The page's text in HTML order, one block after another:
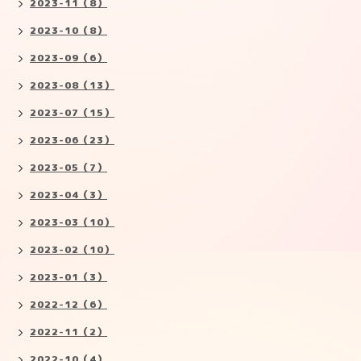
2023-11（8）
2023-10（8）
2023-09（6）
2023-08（13）
2023-07（15）
2023-06（23）
2023-05（7）
2023-04（3）
2023-03（10）
2023-02（10）
2023-01（3）
2022-12（6）
2022-11（2）